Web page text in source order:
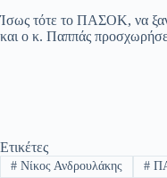
Ίσως τότε το ΠΑΣΟΚ, να
και ο κ. Παππάς
Ετικέτες
#Νίκος Ανδρουλάκης #